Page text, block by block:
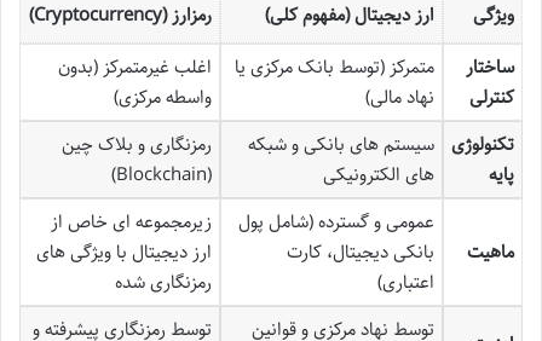
ویژگی ارز دیجیتال (مفهوم کلی)
رمزارز (Cryptocurrency)
ساختار
کنترلی
متمرکز (توسط بانک مرکزی یا
نهاد مالی)
اغلب غیرمتمرکز (بدون
واسطه مرکزی)
تکنولوژی
پایه
سیستم های بانکی و شبکه
های الکترونیکی
رمزنگاری و بلاک چین
(Blockchain)
ماهیت
عمومی و گسترده (شامل پول
بانکی دیجیتال، کارت
اعتباری)
زیرمجموعه ای خاص از
ارز دیجیتال با ویژگی های
رمزنگاری شده
توسط نهاد مرکزی و قوانین
توسط رمزنگاری پیشرفته و